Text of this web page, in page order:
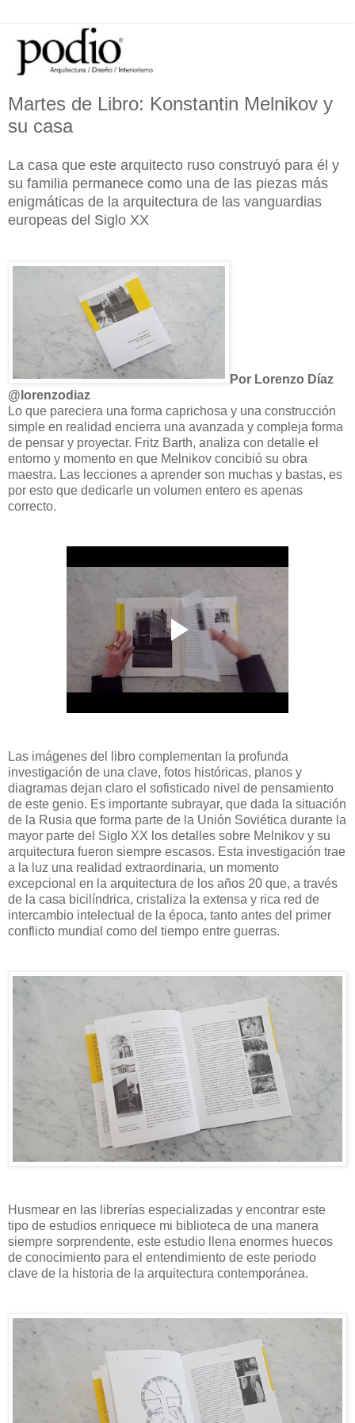
Martes de Libro: Konstantin Melnikov y
su casa
La casa que este arquitecto ruso construyó para él y
su familia permanece como una de las piezas más
enigmáticas de la arquitectura de las vanguardias
europeas del Siglo XX
Por Lorenzo Díaz
@lorenzodiaz
Lo que pareciera una forma caprichosa y una construcción
simple en realidad encierra una avanzada y compleja forma
de pensar y proyectar. Fritz Barth, analiza con detalle el
entorno y momento en que Melnikov concibió su obra
maestra. Las lecciones a aprender son muchas y bastas, es
por esto que dedicarle un volumen entero es apenas
correcto.
Las imágenes del libro complementan la profunda
investigación de una clave, fotos históricas, planos y
diagramas dejan claro el sofisticado nivel de pensamiento
de este genio. Es importante subrayar, que dada la situación
de la Rusia que forma parte de la Unión Soviética durante la
mayor parte del Siglo XX los detalles sobre Melnikov y su
arquitectura fueron siempre escasos. Esta investigación trae
a la luz una realidad extraordinaria, un momento
excepcional en la arquitectura de los años 20 que, a través
de la casa bicilíndrica, cristaliza la extensa y rica red de
intercambio intelectual de la época, tanto antes del primer
conflicto mundial como del tiempo entre guerras.
Husmear en las librerías especializadas y encontrar este
tipo de estudios enriquece mi biblioteca de una manera
siempre sorprendente, este estudio llena enormes huecos
de conocimiento para el entendimiento de este periodo
clave de la historia de la arquitectura contemporánea.